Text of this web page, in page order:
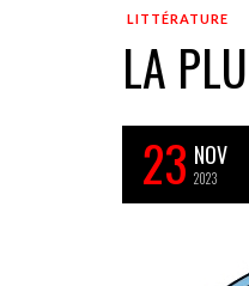
LITTÉRATURE
LA
23 NOV
2023